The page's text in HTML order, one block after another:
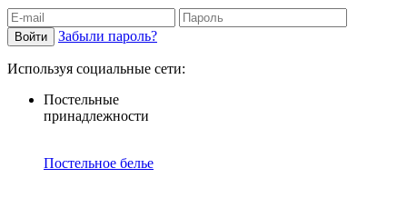
Забыли пароль?
Используя социальные сети:
Постельные
принадлежности
Постельное белье